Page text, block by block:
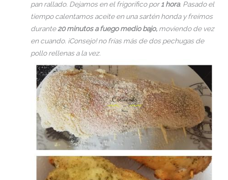
pan rallado. Dejamos en el frigorífico por1 hora. Pasado el
tiempo calentamos aceite en una sartén honda y freímos
durante20 minutos a fuego medio bajo, moviendo de vez
en cuando. ¡Consejo! no frías más de dos pechugas de
pollo rellenas a la vez.